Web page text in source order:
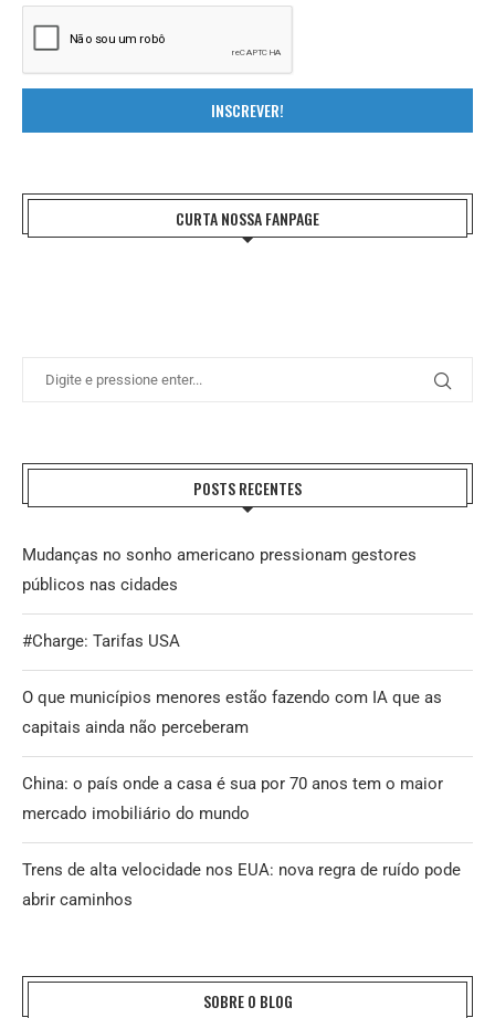
INSCREVER!
CURTA NOSSA FANPAGE
POSTS RECENTES
Mudanças no sonho americano pressionam gestores
públicos nas cidades
#Charge: Tarifas USA
O que municípios menores estão fazendo com IA que as
capitais ainda não perceberam
China: o país onde a casa é sua por 70 anos tem o maior
mercado imobiliário do mundo
Trens de alta velocidade nos EUA: nova regra de ruído pode
abrir caminhos
SOBRE O BLOG